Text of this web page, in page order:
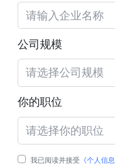
公司规模
请选择公司规模
你的职位
请选择你的职位
我已阅读并接受 《个人信